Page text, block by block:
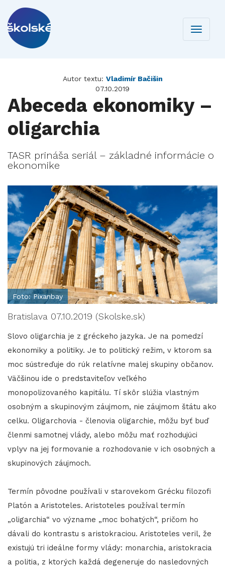
Toggle
Autor textu: Vladimír Bačišin
07.10.2019
Abeceda ekonomiky –
oligarchia
TASR prináša seriál – základné informácie o
ekonomike
Foto: Pixanbay
Bratislava 07.10.2019 (Skolske.sk)
Slovo oligarchia je z gréckeho jazyka. Je na pomedzí
ekonomiky a politiky. Je to politický režim, v ktorom sa
moc sústreďuje do rúk relatívne malej skupiny občanov.
Väčšinou ide o predstaviteľov veľkého
monopolizovaného kapitálu. Tí skôr slúžia vlastným
osobným a skupinovým záujmom, nie záujmom štátu ako
celku. Oligarchovia - členovia oligarchie, môžu byť buď
členmi samotnej vlády, alebo môžu mať rozhodujúci
vplyv na jej formovanie a rozhodovanie v ich osobných a
skupinových záujmoch.
Termín pôvodne používali v starovekom Grécku filozofi
Platón a Aristoteles. Aristoteles používal termín
„oligarchia“ vo význame „moc bohatých“, pričom ho
dávali do kontrastu s aristokraciou. Aristoteles veril, že
existujú tri ideálne formy vlády: monarchia, aristokracia
a politia, z ktorých každá degeneruje do nasledovných